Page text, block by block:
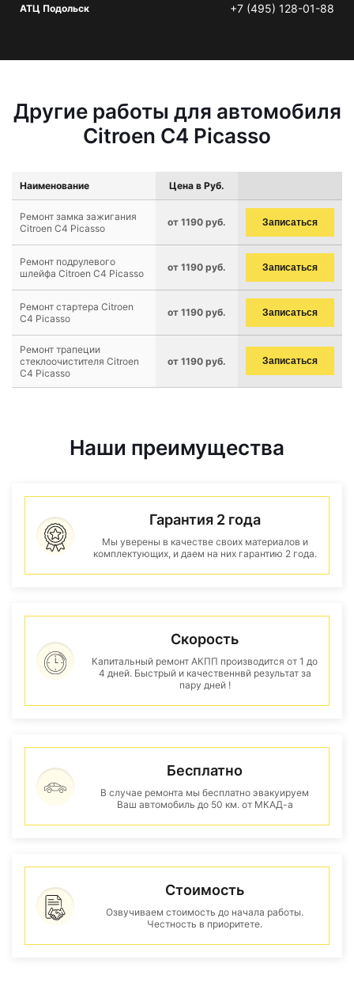
АТЦ Подольск +7 (495) 128-01-88
Другие работы для автомобиля
Citroen C4 Picasso
Наименование Цена в Руб.
Ремонт замка зажигания
Citroen C4 Picasso
от 1190 руб. Записаться
Ремонт подрулевого
шлейфа Citroen C4 Picasso
от 1190 руб. Записаться
Ремонт стартера Citroen
C4 Picasso
от 1190 руб. Записаться
Ремонт трапеции
стеклоочистителя Citroen
C4 Picasso
от 1190 руб. Записаться
Наши преимущества
Гарантия 2 года
Мы уверены в качестве своих материалов и
комплектующих, и даем на них гарантию 2 года.
Скорость
Капитальный ремонт АКПП производится от 1 до
4 дней. Быстрый и качественнвй результат за
пару дней !
Бесплатно
В случае ремонта мы бесплатно эвакуируем
Ваш автомобиль до 50 км. от МКАД-а
Стоимость
Озвучиваем стоимость до начала работы.
Честность в приоритете.